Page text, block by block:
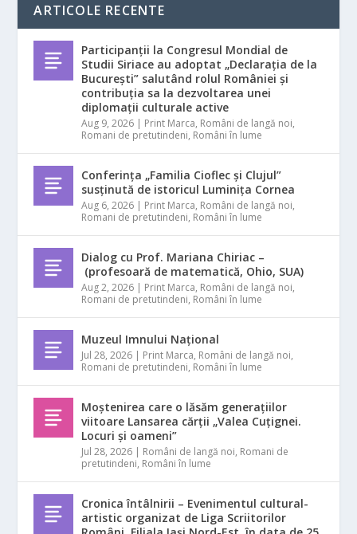
ARTICOLE RECENTE
Participanții la Congresul Mondial de
Studii Siriace au adoptat „Declarația de la
București” salutând rolul României și
contribuția sa la dezvoltarea unei
diplomații culturale active
Aug 9, 2026 | Print Marca, Români de langă noi,
Romani de pretutindeni, Români în lume
Conferința „Familia Cioflec și Clujul”
susținută de istoricul Luminița Cornea
Aug 6, 2026 | Print Marca, Români de langă noi,
Romani de pretutindeni, Români în lume
Dialog cu Prof. Mariana Chiriac –
(profesoară de matematică, Ohio, SUA)
Aug 2, 2026 | Print Marca, Români de langă noi,
Romani de pretutindeni, Români în lume
Muzeul Imnului Național
Jul 28, 2026 | Print Marca, Români de langă noi,
Romani de pretutindeni, Români în lume
Moștenirea care o lăsăm generațiilor
viitoare Lansarea cărții „Valea Cuțignei.
Locuri și oameni”
Jul 28, 2026 | Români de langă noi, Romani de
pretutindeni, Români în lume
Cronica întâlnirii – Evenimentul cultural-
artistic organizat de Liga Scriitorilor